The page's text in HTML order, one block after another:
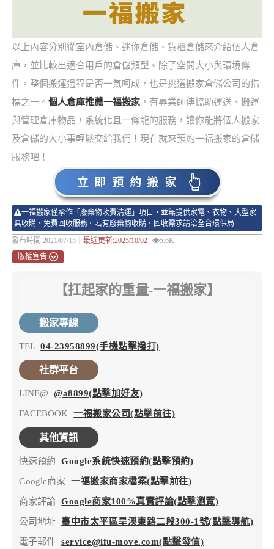
以上內容分別從室內倉儲、迷你倉儲、貨櫃倉儲來介紹個人倉
庫，並比較出適合用戶的倉儲類型。除了空間大小與環境條
件，整個搬運過程是否一氣呵成，也是挑選搬家倉儲公司的指
標之一。 個人倉庫推薦一福搬家，有專業師傅協助運送、搬運
與管理倉庫物品，系統化且一條龍的服務，讓你能將個人搬家
及倉儲的大小事輕鬆交給我們！現在就來預約一福搬家的倉儲
服務吧！
一福搬家僅承作「廢棄物收費清運」項目，並無提供家電、衣物、大型家
具收購、免費回收服務。若有廢棄物收購、回收需求請洽全台環保局。
發布時間:2021/07/15｜ 最近更新:2025/10/02|
5.6K
版權宣告
【扛起家的重量-一福搬家】
搬家專線
TEL 04-23958899(手機點擊撥打)
社群平台
LINE@ @a8899(點擊加好友)
FACEBOOK 一福搬家公司(點擊前往)
其他資訊
快速預約 Google系統快速預約(點擊預約)
Google商家 一福搬家商家檔案(點擊前往)
商家評論 Google商家100%真實評論(點擊瀏覽)
公司地址 臺中市太平區旱溪東路二段300-1號(點擊導航)
電子郵件 service@ifu-move.com(點擊發信)